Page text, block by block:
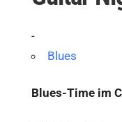
-
Blues
Blues-Time im